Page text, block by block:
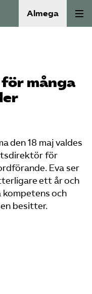
Almega
många
den 18 maj valdes
för
Eva ser
ett år och
kompetens och
besitter.